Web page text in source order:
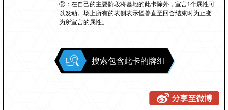
②：在自己的主要阶段将墓地的此卡除外，宣言1个属性可
以发动。场上所有的表侧表示怪兽直至回合结束时为止变
为所宣言的属性。
搜索包含此卡的牌组